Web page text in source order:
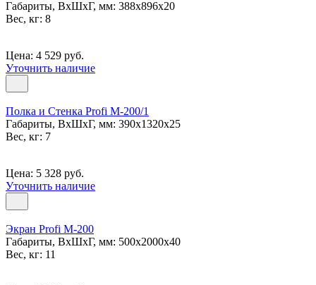
Габариты, ВxШxГ, мм: 388x896x20
Вес, кг: 8
Цена: 4 529 руб.
Уточнить наличие
Полка и Стенка Profi M-200/1
Габариты, ВxШxГ, мм: 390x1320x25
Вес, кг: 7
Цена: 5 328 руб.
Уточнить наличие
Экран Profi M-200
Габариты, ВxШxГ, мм: 500x2000x40
Вес, кг: 11